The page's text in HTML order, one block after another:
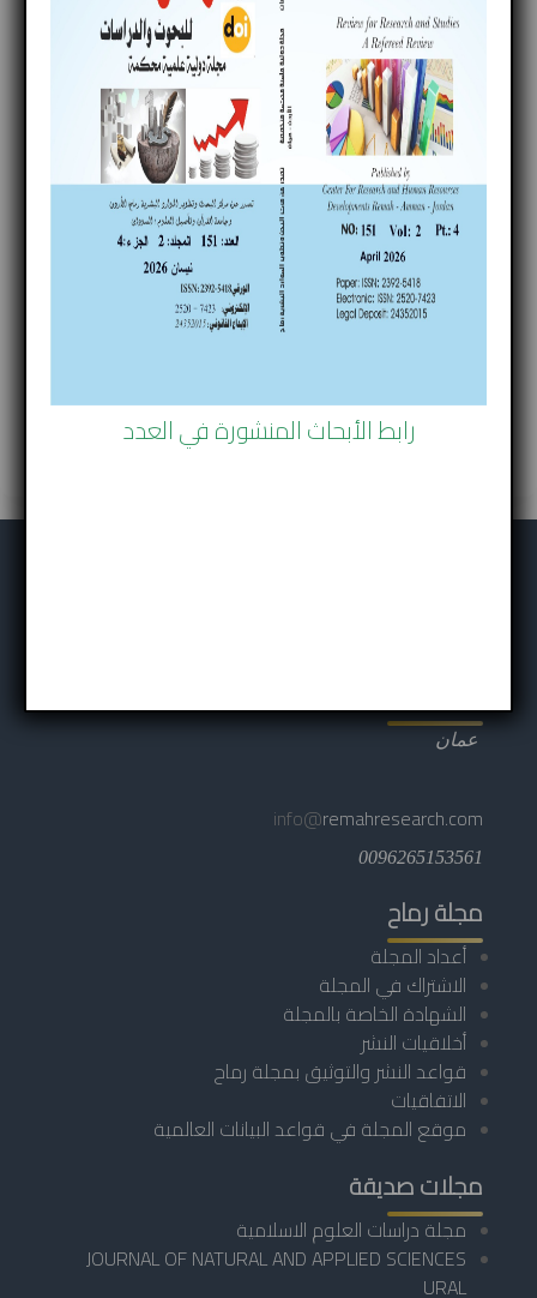
العدد التاسع والتسعون
Font Size
+
–
تحميل العدد
عمان
info@remahresearch.com
0096265153561
مجلة رماح
أعداد المجلة
الاشتراك في المجلة
الشهادة الخاصة بالمجلة
أخلاقيات النشر
قواعد النشر والتوثيق بمجلة رماح
الاتفاقيات
موقع المجلة في قواعد البيانات العالمية
مجلات صديقة
مجلة دراسات العلوم الاسلامية
JOURNAL OF NATURAL AND APPLIED SCIENCES
URAL
رابط الأبحاث المنشورة في العدد